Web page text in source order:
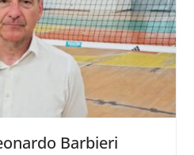
Barbieri